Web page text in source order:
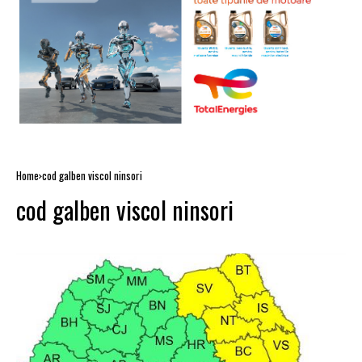
Home cod galben viscol ninsori
cod galben viscol ninsori